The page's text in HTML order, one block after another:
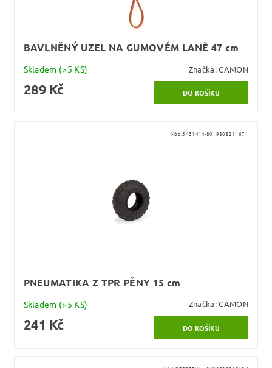
BAVLNĚNÝ UZEL NA GUMOVÉM LANĚ 47 cm
Skladem (>5 KS) Značka:CAMON
289 Kč
Kód:5431414-8019808211671
PNEUMATIKA Z TPR PĚNY 15 cm
Skladem (>5 KS) Značka:CAMON
241 Kč